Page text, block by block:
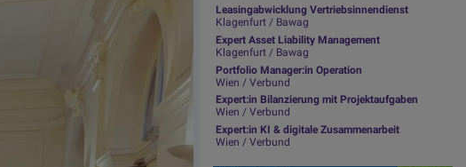
Leasingabwicklung Vertriebsinnendienst
Klagenfurt / Bawag
Expert Asset Liability Management
Klagenfurt / Bawag
Portfolio Manager:in Operation
Wien / Verbund
Expert:in Bilanzierung mit Projektaufgaben
Wien / Verbund
Expert:in KI & digitale Zusammenarbeit
Wien / Verbund